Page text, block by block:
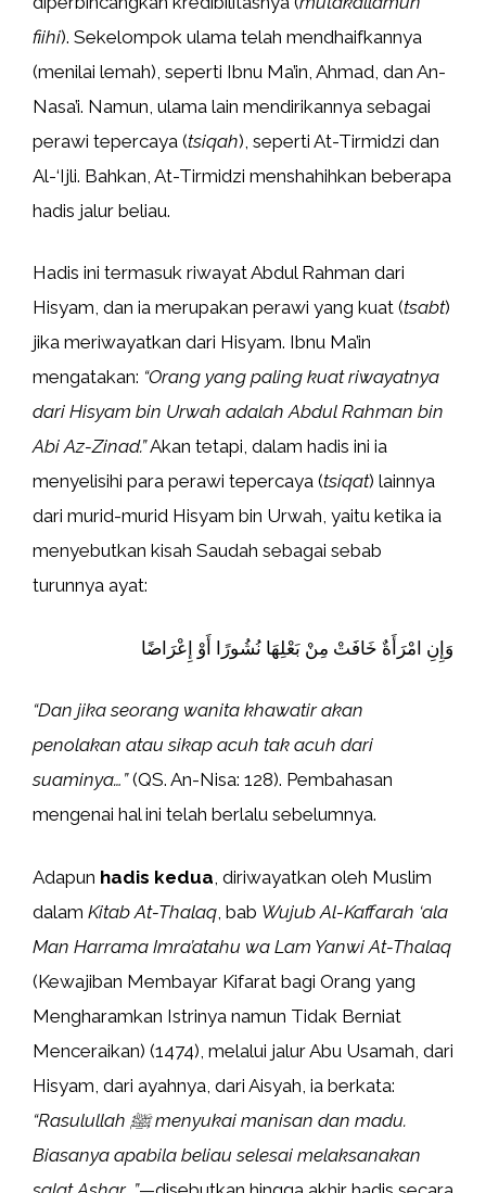
fiihi). Sekelompok ulama telah mendhaifkannya
(menilai lemah), seperti Ibnu Ma’in, Ahmad, dan An-
Nasa’i. Namun, ulama lain mendirikannya sebagai
perawi tepercaya (tsiqah), seperti At-Tirmidzi dan
Al-‘Ijli. Bahkan, At-Tirmidzi menshahihkan beberapa
hadis jalur beliau.
Hadis ini termasuk riwayat Abdul Rahman dari
Hisyam, dan ia merupakan perawi yang kuat (tsabt)
jika meriwayatkan dari Hisyam. Ibnu Ma’in
mengatakan: “Orang yang paling kuat riwayatnya
dari Hisyam bin Urwah adalah Abdul Rahman bin
Abi Az-Zinad.”Akan tetapi, dalam hadis ini ia
menyelisihi para perawi tepercaya (tsiqat) lainnya
dari murid-murid Hisyam bin Urwah, yaitu ketika ia
menyebutkan kisah Saudah sebagai sebab
turunnya ayat:
وَإِنِ امْرَأَةٌ خَافَتْ مِنْ بَعْلِهَا نُشُورًا أَوْ إِعْرَاضًا
“Dan jika seorang wanita khawatir akan
penolakan atau sikap acuh tak acuh dari
suaminya…”(QS. An-Nisa: 128). Pembahasan
mengenai hal ini telah berlalu sebelumnya.
Adapun hadis kedua , diriwayatkan oleh Muslim
dalam Kitab At-Thalaq , bab Wujub Al-Kaffarah ‘ala
Man Harrama Imra’atahu wa Lam Yanwi At-Thalaq
(Kewajiban Membayar Kifarat bagi Orang yang
Mengharamkan Istrinya namun Tidak Berniat
Menceraikan) (1474), melalui jalur Abu Usamah, dari
Hisyam, dari ayahnya, dari Aisyah, ia berkata:
“Rasulullah ﷺ menyukai manisan dan madu.
Biasanya apabila beliau selesai melaksanakan